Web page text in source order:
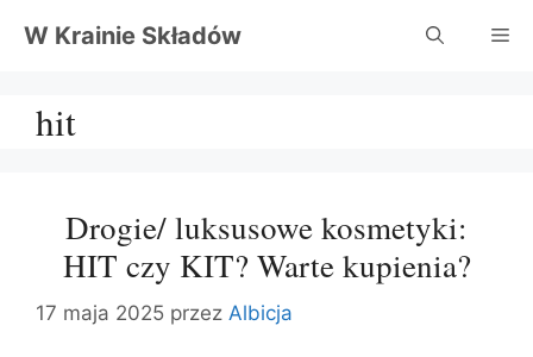
W Krainie Składów
hit
Drogie/ luksusowe kosmetyki:
HIT czy KIT? Warte kupienia?
17 maja 2025 przez Albicja